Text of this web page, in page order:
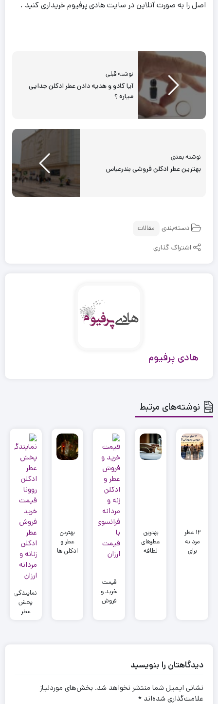
اصل را به صورت آنلاین در سایت هادی پرفیوم خریداری کنید .
نوشته قبلی
آیا کادو و هدیه دادن عطر ادکلن جدایی
میاره ؟
نوشته بعدی
بهترین عطر ادکلن فروشی بندرعباس
دسته‌بندی مقالات
اشتراک گذاری
هادی پرفیوم
نوشته‌های مرتبط
۱۲ عطر
مردانه
برای
بهترین
عطرهای
لطافه
قیمت
خرید و
فروش
بهترین
عطر و
ادکلن ها
نمایندگی
پخش
عطر
دیدگاهتان را بنویسید
نشانی ایمیل شما منتشر نخواهد شد. بخش‌های موردنیاز
علامت‌گذاری شده‌اند *